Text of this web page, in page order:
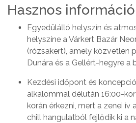
Hasznos
Egyedülálló helyszín és
helyszíne a Várkert Bazár
(rózsakert), amely közvetlen
Dunára és a Gellért-hegyre a
Kezdési időpont és
alkalommal délután 16:00-
korán érkezni, mert a zenei ív
chill hangulatból fejlődik ki a